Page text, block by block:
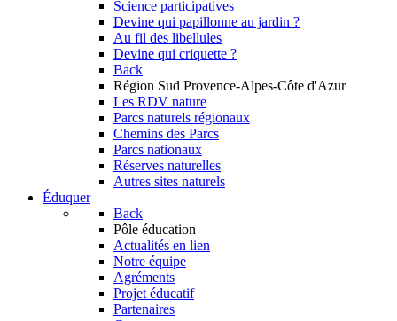
Science participatives
Devine qui papillonne au jardin ?
Au fil des libellules
Devine qui criquette ?
Back
Région Sud Provence-Alpes-Côte d'Azur
Les RDV nature
Parcs naturels régionaux
Chemins des Parcs
Parcs nationaux
Réserves naturelles
Autres sites naturels
Éduquer
Back
Pôle éducation
Actualités en lien
Notre équipe
Agréments
Projet éducatif
Partenaires